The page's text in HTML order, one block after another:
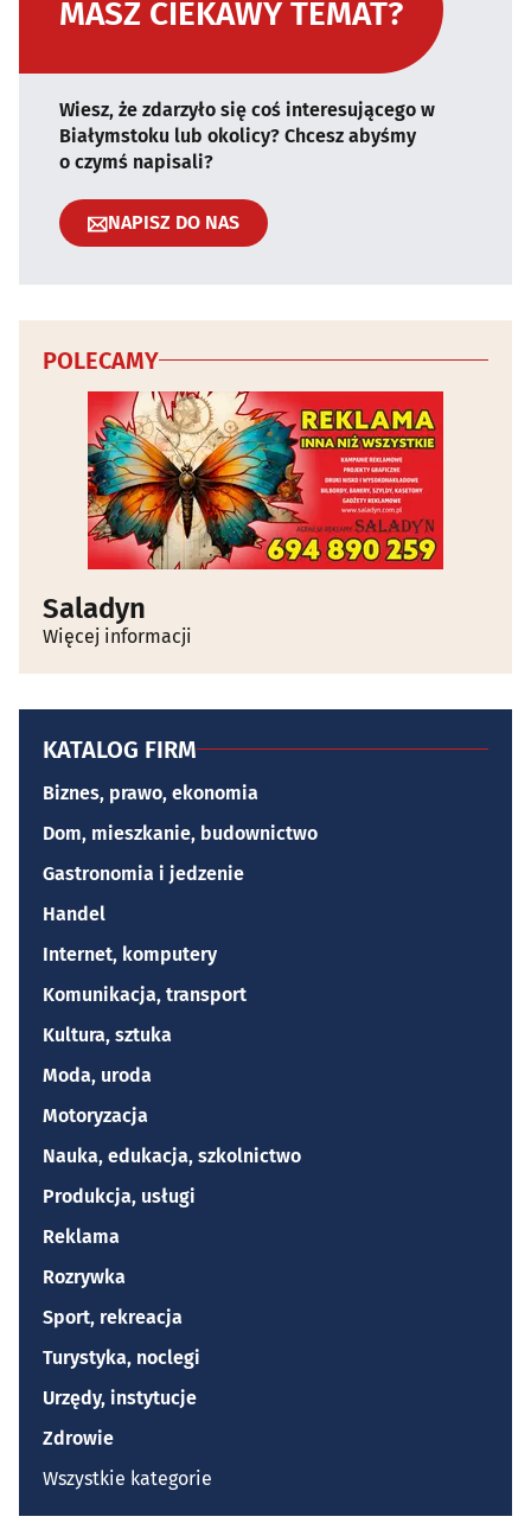
MASZ CIEKAWY TEMAT?
Wiesz, że zdarzyło się coś interesującego w
Białymstoku lub okolicy? Chcesz abyśmy
o czymś napisali?
NAPISZ DO NAS
POLECAMY
Saladyn
Więcej informacji
KATALOG FIRM
Biznes, prawo, ekonomia
Dom, mieszkanie, budownictwo
Gastronomia i jedzenie
Handel
Internet, komputery
Komunikacja, transport
Kultura, sztuka
Moda, uroda
Motoryzacja
Nauka, edukacja, szkolnictwo
Produkcja, usługi
Reklama
Rozrywka
Sport, rekreacja
Turystyka, noclegi
Urzędy, instytucje
Zdrowie
Wszystkie kategorie